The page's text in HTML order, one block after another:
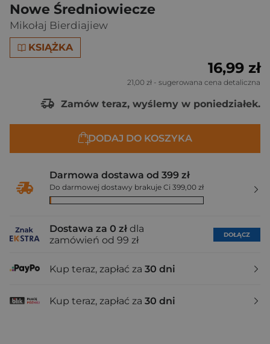
Nowe Średniowiecze
Mikołaj Bierdiajiew
KSIĄŻKA
16,99 zł
21,00 zł - sugerowana cena detaliczna
Zamów teraz, wyślemy w poniedziałek.
DODAJ DO KOSZYKA
Darmowa dostawa od 399 zł
Do darmowej dostawy brakuje Ci 399,00 zł
Dostawa za 0 zł dla
zamówień od 99 zł
DOŁĄCZ
Kup teraz, zapłać za 30 dni
Kup teraz, zapłać za 30 dni